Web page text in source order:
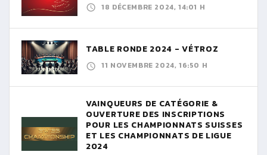
18 DÉCEMBRE 2024, 14:01 H
TABLE RONDE 2024 - VÉTROZ
11 NOVEMBRE 2024, 16:50 H
VAINQUEURS DE CATÉGORIE &
OUVERTURE DES INSCRIPTIONS
POUR LES CHAMPIONNATS SUISSES
ET LES CHAMPIONNATS DE LIGUE
2024